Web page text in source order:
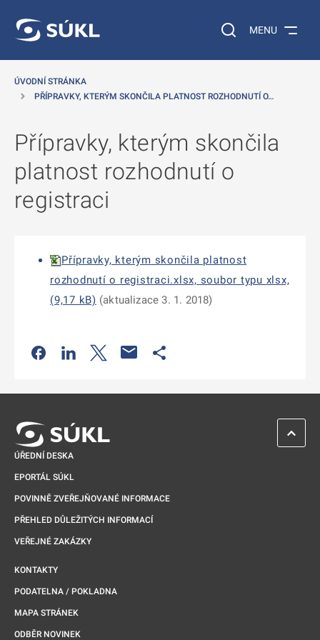
Vyhledávání na
MENU
ÚVODNÍ STRÁNKA
PŘÍPRAVKY, KTERÝM SKONČILA PLATNOST ROZHODNUTÍ O…
Přípravky, kterým skončila
platnost rozhodnutí o
registraci
Přípravky, kterým skončila platnost
rozhodnutí o registraci.xlsx, soubor typu xlsx,
(9,17 kB) (aktualizace 3. 1. 2018)
Odkaz se otevře na nové kartě
Odkaz se otevře na nové kartě
Odkaz se otevře na nové kartě
ÚŘEDNÍ DESKA
EPORTÁL SÚKL
POVINNĚ ZVEŘEJŇOVANÉ INFORMACE
PŘEHLED DŮLEŽITÝCH INFORMACÍ
VEŘEJNÉ ZAKÁZKY
KONTAKTY
PODATELNA / POKLADNA
MAPA STRÁNEK
ODBĚR NOVINEK
ZPĚT